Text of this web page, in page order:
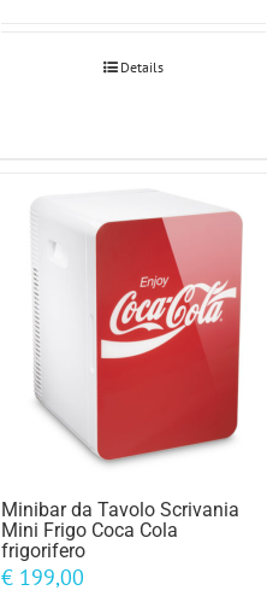
€ 199,00.Details
Minibar da Tavolo Scrivania
Mini Frigo Coca Cola
frigorifero
€ 199,00